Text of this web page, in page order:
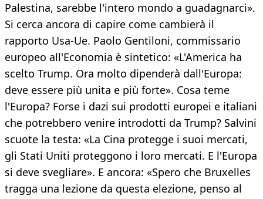
Palestina, sarebbe l'intero mondo a guadagnarci».
Si cerca ancora di capire come cambierà il
rapporto Usa-Ue. Paolo Gentiloni, commissario
europeo all'Economia è sintetico: «L'America ha
scelto Trump. Ora molto dipenderà dall'Europa:
deve essere più unita e più forte». Cosa teme
l'Europa? Forse i dazi sui prodotti europei e italiani
che potrebbero venire introdotti da Trump? Salvini
scuote la testa: «La Cina protegge i suoi mercati,
gli Stati Uniti proteggono i loro mercati. E l'Europa
si deve svegliare». E ancora: «Spero che Bruxelles
tragga una lezione da questa elezione, penso al